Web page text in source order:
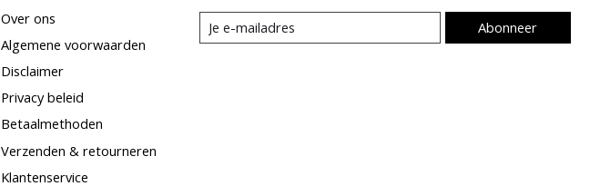
Over ons
Algemene voorwaarden
Disclaimer
Privacy beleid
Betaalmethoden
Verzenden & retourneren
Klantenservice
Abonneer